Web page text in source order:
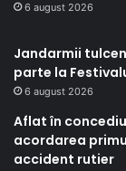
6 august 2026
Jandarmii
parte la
6 august 2026
Aflat în
acordarea
accident rutier